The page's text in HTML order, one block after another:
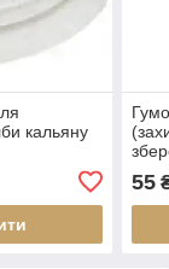
кальяну
55